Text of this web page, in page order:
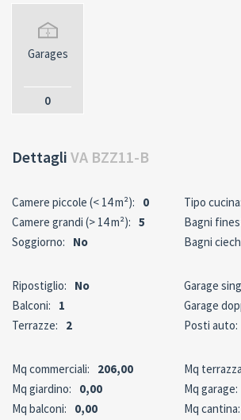
Garages
0
Dettagli VA BZZ11-B
Camere piccole (< 14 m²):
0
Camere grandi (> 14 m²): 5
Soggiorno:
No
Tipo cucina:
Bagni
Bagni
Ripostiglio:
No
Balconi:
1
Terrazze:
2
Garage
Garage
Posti auto:
Mq commerciali:
206,00
Mq giardino:
0,00
Mq balconi:
0,00
Mq
Mq garage:
Mq cantina: